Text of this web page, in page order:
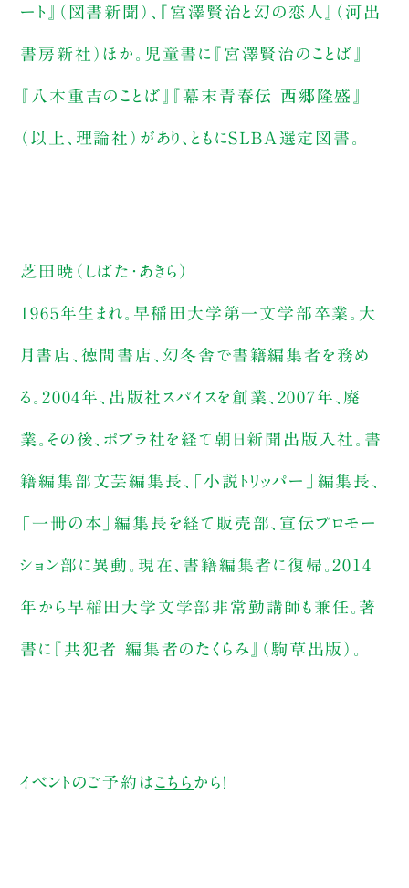
ート』（図書新聞）、『宮澤賢治と幻の恋人』（河出
書房新社）ほか。児童書に『宮澤賢治のことば』
『八木重吉のことば』『幕末青春伝 西郷隆盛』
（以上、理論社）があり、ともにＳＬＢＡ選定図書。
芝田暁（しばた・あきら）
1965年生まれ。早稲田大学第一文学部卒業。大
月書店、徳間書店、幻冬舎で書籍編集者を務め
る。2004年、出版社スパイスを創業、2007年、廃
業。その後、ポプラ社を経て朝日新聞出版入社。書
籍編集部文芸編集長、「小説トリッパー」編集長、
「一冊の本」編集長を経て販売部、宣伝プロモー
ション部に異動。現在、書籍編集者に復帰。2014
年から早稲田大学文学部非常勤講師も兼任。著
書に『共犯者 編集者のたくらみ』（駒草出版）。
イベントのご予約は こちら から！